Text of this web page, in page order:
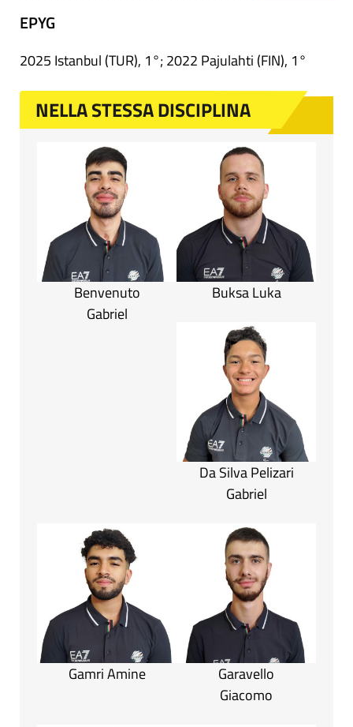
EPYG
2025 Istanbul (TUR), 1°; 2022 Pajulahti (FIN), 1°
NELLA STESSA DISCIPLINA
Benvenuto
Gabriel
Buksa Luka
Da Silva Pelizari
Gabriel
Gamri Amine
Garavello
Giacomo